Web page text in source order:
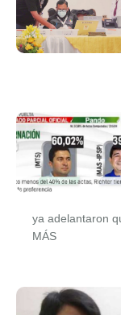
ya adelantaron
MÁS